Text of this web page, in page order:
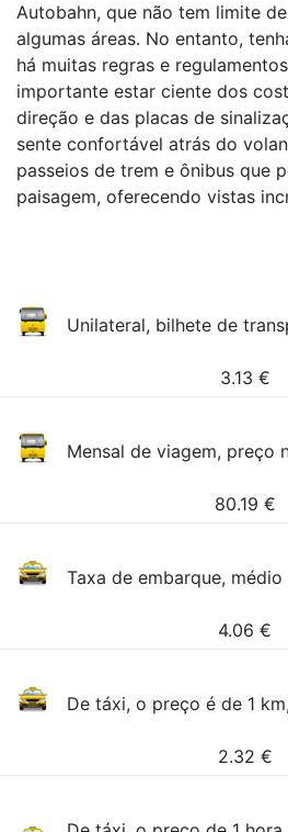
Autobahn, que não tem limite
algumas áreas. No entanto,
há muitas regras e
importante estar ciente dos
direção e das placas de
sente confortável atrás do
passeios de trem e ônibus que
paisagem, oferecendo vistas
Unilateral, bilhete de
3.13 €
Mensal de viagem, preço
80.19 €
Taxa de embarque, médio
4.06 €
De táxi, o preço é de 1
2.32 €